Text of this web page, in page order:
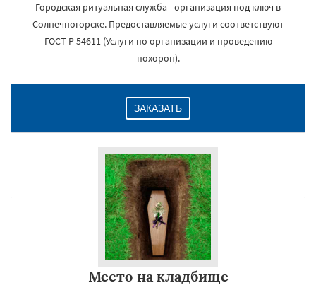
Городская ритуальная служба - организация под ключ в
Солнечногорске. Предоставляемые услуги соответствуют
ГОСТ Р 54611 (Услуги по организации и проведению
похорон).
ЗАКАЗАТЬ
Место на кладбище